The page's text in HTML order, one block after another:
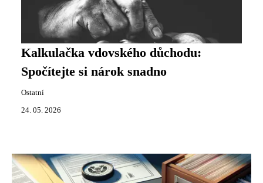
Kalkulačka vdovského důchodu:
Spočítejte si nárok snadno
Ostatní
24. 05. 2026